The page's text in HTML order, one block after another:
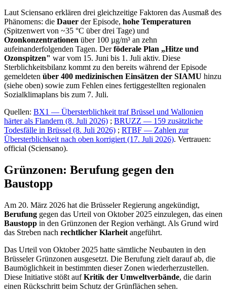
Laut Sciensano erklären drei gleichzeitige Faktoren das Ausmaß des
Phänomens: die Dauer der Episode, hohe Temperaturen
(Spitzenwert von ~35 °C über drei Tage) und
Ozonkonzentrationen über 100 µg/m³ an zehn
aufeinanderfolgenden Tagen. Derföderale Plan „Hitze und
Ozonspitzen" war vom 15. Juni bis 1. Juli aktiv. Diese
Sterblichkeitsbilanz kommt zu den bereits während der Episode
gemeldeten über 400 medizinischen Einsätzen der SIAMU hinzu
(siehe oben) sowie zum Fehlen eines fertiggestellten regionalen
Sozialklimaplans bis zum 7. Juli.
Quellen: BX1 — Übersterblichkeit traf Brüssel und Wallonien
härter als Flandern (8. Juli 2026) ; BRUZZ — 159 zusätzliche
Todesfälle in Brüssel (8. Juli 2026) ; RTBF — Zahlen zur
Übersterblichkeit nach oben korrigiert (17. Juli 2026). Vertrauen:
official (Sciensano).
Grünzonen: Berufung gegen den
Baustopp
Am 20. März 2026 hat die Brüsseler Regierung angekündigt,
Berufung gegen das Urteil von Oktober 2025 einzulegen, das einen
Baustopp in den Grünzonen der Region verhängt. Als Grund wird
das Streben nach rechtlicher Klarheit angeführt.
Das Urteil von Oktober 2025 hatte sämtliche Neubauten in den
Brüsseler Grünzonen ausgesetzt. Die Berufung zielt darauf ab, die
Baumöglichkeit in bestimmten dieser Zonen wiederherzustellen.
Diese Initiative stößt aufKritik der Umweltverbände, die darin
einen Rückschritt beim Schutz der Grünflächen sehen.